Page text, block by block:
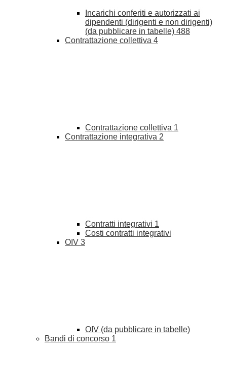
Incarichi conferiti e autorizzati ai
dipendenti (dirigenti e non dirigenti)
(da pubblicare in tabelle) 488
Contrattazione collettiva 4
Contrattazione collettiva 1
Contrattazione integrativa 2
Contratti integrativi 1
Costi contratti integrativi
OIV 3
OIV (da pubblicare in tabelle)
Bandi di concorso 1